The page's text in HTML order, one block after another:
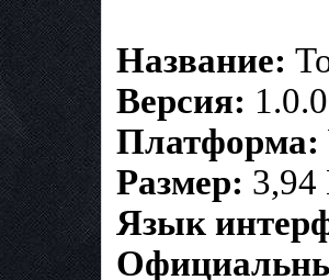
Название:
Версия:
Платформа:
Размер:
Язык